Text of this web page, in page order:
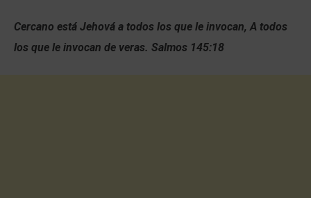
Cercano está Jehová a todos los que le invocan, A todos
los que le invocan de veras. Salmos 145:18